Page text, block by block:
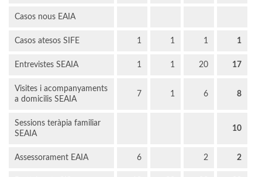
Casos nous EAIA
Casos atesos SIFE 1 1 1 1
Entrevistes SEAIA 1 1 20 17
Visites i acompanyaments
a domicilis SEAIA
7 1 6 8
Sessions teràpia familiar
SEAIA
10
Assessorament EAIA 6 2 2